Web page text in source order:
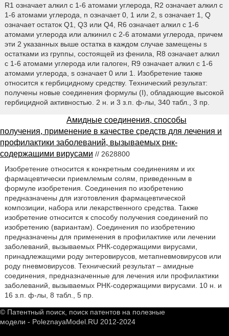
R1 означает алкил с 1-6 атомами углерода, R2 означает алкил с
1-6 атомами углерода, n означает 0, 1 или 2, s означает 1, Q
означает остаток Q1, Q3 или Q4, R6 означает алкил с 1-6
атомами углерода или алкинил с 2-6 атомами углерода, причем
эти 2 указанных выше остатка в каждом случае замещены s
остатками из группы, состоящей из фенила, R8 означает алкил
с 1-6 атомами углерода или галоген, R9 означает алкил с 1-6
атомами углерода, s означает 0 или 1. Изобретение также
относится к гербицидному средству. Технический результат:
получены новые соединения формулы (I), обладающие высокой
гербицидной активностью. 2 н. и 3 з.п. ф-лы, 340 табл., 3 пр.
Амидные соединения, способы
получения, применение в качестве средств для лечения и
профилактики заболеваний, вызываемых рнк-
содержащими вирусами // 2628800
Изобретение относится к конкретным соединениям и их
фармацевтически приемлемым солям, приведенным в
формуле изобретения. Соединения по изобретению
предназначены для изготовления фармацевтической
композиции, набора или лекарственного средства. Также
изобретение относится к способу получения соединений по
изобретению (вариантам). Соединения по изобретению
предназначены для применения в профилактике или лечении
заболеваний, вызываемых РНК-содержащими вирусами,
принадлежащими роду энтеровирусов, метапневмовирусов или
роду пневмовирусов. Технический результат – амидные
соединения, предназначенные для лечения или профилактики
заболеваний, вызываемых РНК-содержащими вирусами. 10 н. и
16 з.п. ф-лы, 8 табл., 5 пр.
© Патентный поиск, поиск патентов на полезные
модели - PoleznayaModel.RU 2012-2024